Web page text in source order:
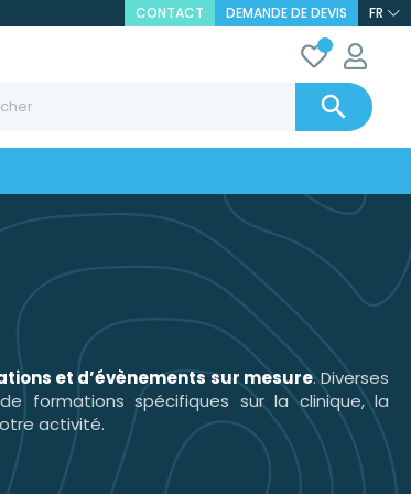
CONTACT DEMANDE DE DEVIS FR

et d’évènements sur mesure. Diverses
formations spécifiques sur la clinique, la
activité.